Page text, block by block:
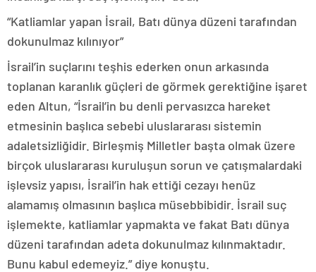
“Katliamlar yapan İsrail, Batı dünya düzeni tarafından
dokunulmaz kılınıyor”
İsrail’in suçlarını teşhis ederken onun arkasında
toplanan karanlık güçleri de görmek gerektiğine işaret
eden Altun, “İsrail’in bu denli pervasızca hareket
etmesinin başlıca sebebi uluslararası sistemin
adaletsizliğidir. Birleşmiş Milletler başta olmak üzere
birçok uluslararası kuruluşun sorun ve çatışmalardaki
işlevsiz yapısı, İsrail’in hak ettiği cezayı henüz
alamamış olmasının başlıca müsebbibidir. İsrail suç
işlemekte, katliamlar yapmakta ve fakat Batı dünya
düzeni tarafından adeta dokunulmaz kılınmaktadır.
Bunu kabul edemeyiz.” diye konuştu.